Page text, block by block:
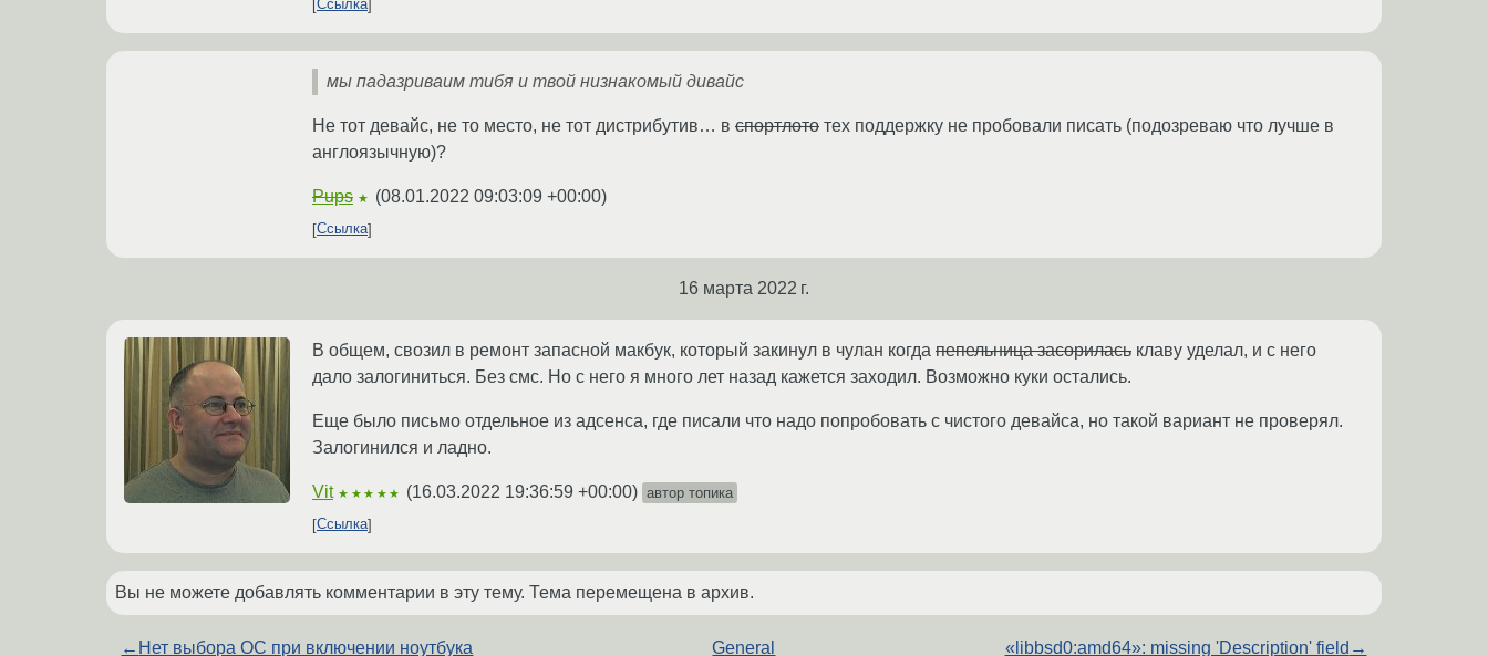
Ссылка
мы падазриваим тибя и твой низнакомый дивайс
Не тот девайс, не то место, не тот дистрибутив… в спортлото тех поддержку не пробовали писать (подозреваю что лучше в
англоязычную)?
Pups ★ (08.01.2022 09:03:09 +00:00)
Ссылка
16 марта 2022 г.
В общем, свозил в ремонт запасной макбук, который закинул в чулан когда пепельница засорилась клаву уделал, и с него
дало залогиниться. Без смс. Но с него я много лет назад кажется заходил. Возможно куки остались.
Еще было письмо отдельное из адсенса, где писали что надо попробовать с чистого девайса, но такой вариант не проверял.
Залогинился и ладно.
Vit ★★★★★ (16.03.2022 19:36:59 +00:00) автор топика
Ссылка
Вы не можете добавлять комментарии в эту тему. Тема перемещена в архив.
← Нет выбора ОС при включении ноутбука General «libbsd0:amd64»: missing 'Description' field →